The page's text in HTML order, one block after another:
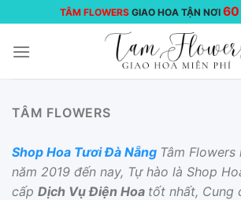
đến
nội
TÂM FLOWERS GIAO HOA TẬN NƠI 60
TÂM FLOWERS
Shop Hoa Tươi Đà Nẵng Tâm
năm 2019 đến nay, Tự hào là Shop
cấp Dịch Vụ Điện Hoa tốt nhất, Cung